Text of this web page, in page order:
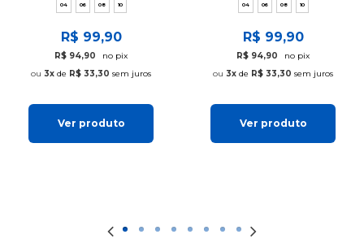
04 06 08 10
R$ 99,90
R$ 94,90
no pix
3x de R$ 33,30 sem juros
Ver produto
04 06 08 10
R$ 99,90
R$ 94,90
no pix
3x de R$ 33,30 sem juros
Ver produto